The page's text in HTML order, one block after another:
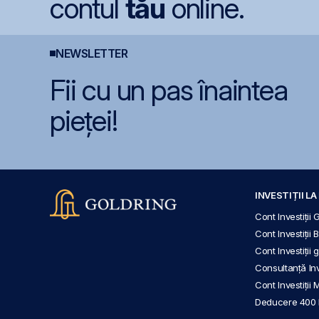
contul tău online.
NEWSLETTER
Fii cu un pas înaintea
pieței!
INVESTIȚII LA
Cont Investiții
Cont Investiții
Cont Investiții
Consultanță
Cont Investiții
Deducere 400